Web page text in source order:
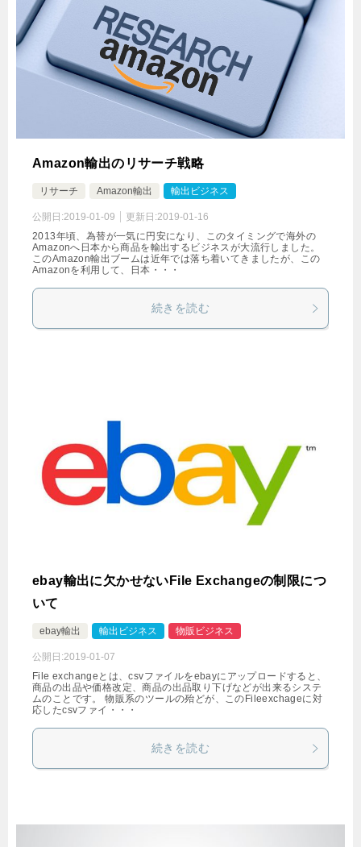
Amazon輸出のリサーチ戦略
リサーチ Amazon輸出 輸出ビジネス
公開日:2019-01-09 更新日:2019-01-16
2013年頃、為替が一気に円安になり、このタイミングで海外の
Amazonへ日本から商品を輸出するビジネスが大流行しました。
このAmazon輸出ブームは近年では落ち着いてきましたが、この
Amazonを利用して、日本・・・
続きを読む
ebay輸出に欠かせないFile Exchangeの制限につ
いて
ebay輸出 輸出ビジネス 物販ビジネス
公開日:2019-01-07
File exchangeとは、csvファイルをebayにアップロードすると、
商品の出品や価格改定、商品の出品取り下げなどが出来るシステ
ムのことです。 物販系のツールの殆どが、このFileexchageに対
応したcsvファイ・・・
続きを読む